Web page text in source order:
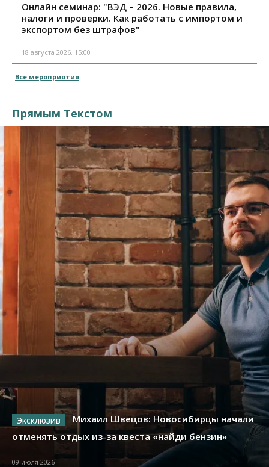
Онлайн семинар: "ВЭД – 2026. Новые правила,
налоги и проверки. Как работать с импортом и
экспортом без штрафов"
18 августа 2026, 15:00
Все мероприятия
Прямым Текстом
Михаил Швецов: Новосибирцы начали
отменять отдых из-за квеста «найди бензин»
09 июля 2026